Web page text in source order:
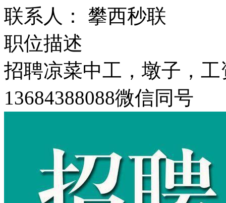
联系人： 攀西秒联
职位描述
招聘凉菜中工，墩子，
13684388088微信同号